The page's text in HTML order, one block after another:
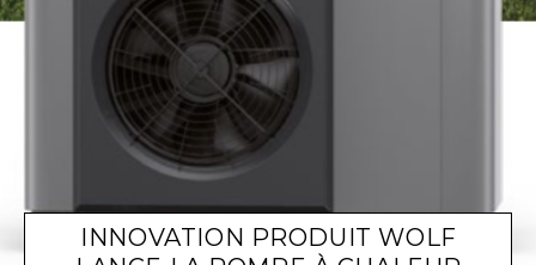
INNOVATION PRODUIT WOLF